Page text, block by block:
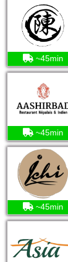
~45min
~45min
~45min